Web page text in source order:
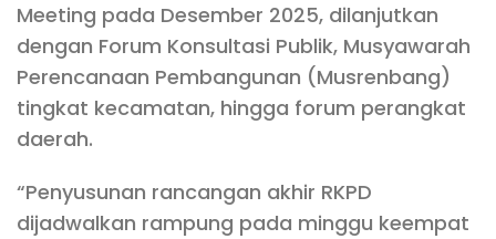
Meeting pada Desember 2025, dilanjutkan
dengan Forum Konsultasi Publik, Musyawarah
Perencanaan Pembangunan (Musrenbang)
tingkat kecamatan, hingga forum perangkat
daerah.
“Penyusunan rancangan akhir RKPD
dijadwalkan rampung pada minggu keempat